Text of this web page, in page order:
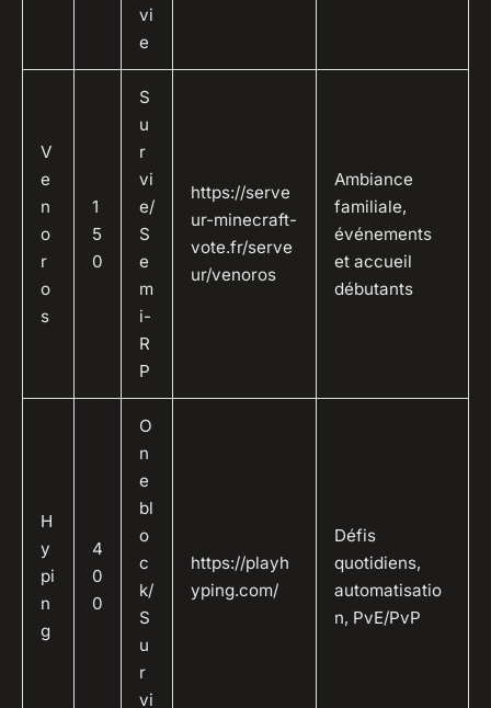
vi
e
V
e
n
o
r
o
s
1
5
0
S
u
r
vi
e/
S
e
m
i-
R
P
https://serve
ur-minecraft-
vote.fr/serve
ur/venoros
Ambiance
familiale,
événements
et accueil
débutants
H
y
pi
n
g
4
0
0
O
n
e
bl
o
c
k/
S
u
r
vi
https://playh
yping.com/
Défis
quotidiens,
automatisatio
n, PvE/PvP